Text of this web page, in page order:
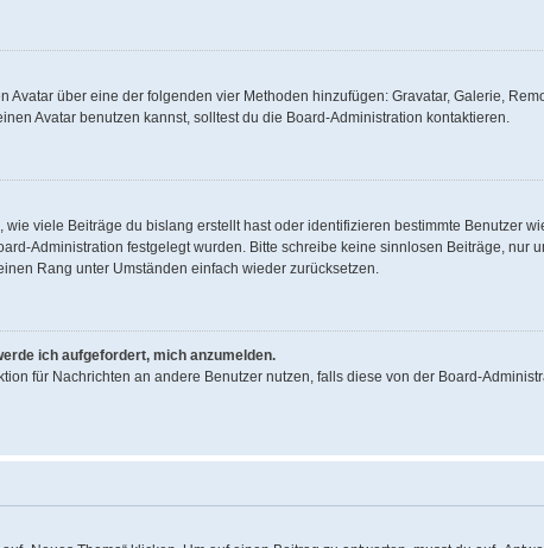
Avatar über eine der folgenden vier Methoden hinzufügen: Gravatar, Galerie,
Avatar benutzen kannst, solltest du die Board-Administration kontaktieren.
viele Beiträge du bislang erstellt hast oder identifizieren bestimmte Benutzer
Administration festgelegt wurden. Bitte schreibe keine sinnlosen Beiträge,
Rang unter Umständen einfach wieder zurücksetzen.
ich aufgefordert, mich anzumelden.
für Nachrichten an andere Benutzer nutzen, falls diese von der Board-